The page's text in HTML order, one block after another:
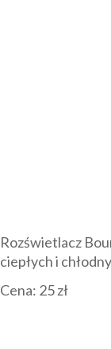
Rozświetlacz
ciepłych i
Cena: 25 zł